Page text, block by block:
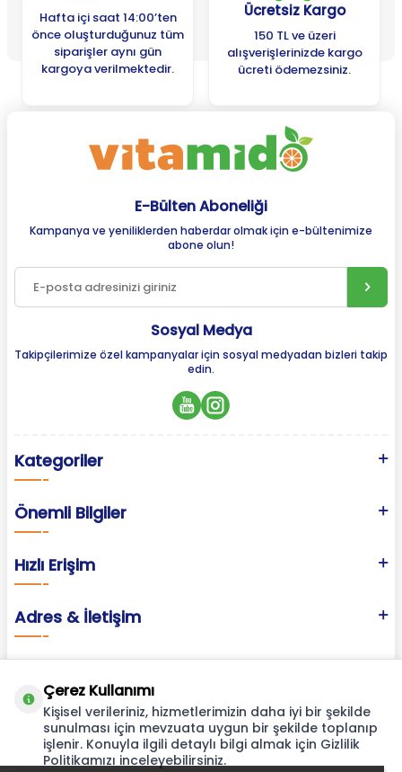
Hafta içi saat 14:00’ten
önce oluşturduğunuz tüm
siparişler aynı gün
kargoya verilmektedir.
Ücretsiz Kargo
150 TL ve üzeri
alışverişlerinizde kargo
ücreti ödemezsiniz.
E-Bülten Aboneliği
Kampanya ve yeniliklerden haberdar olmak için e-bültenimize
abone olun!
Sosyal Medya
Takipçilerimize özel kampanyalar için sosyal medyadan bizleri takip
edin.
Kategoriler
Önemli Bilgiler
Hızlı Erişim
Adres & İletişim
Çerez Kullanımı
Kişisel verileriniz, hizmetlerimizin daha iyi bir şekilde
sunulması için mevzuata uygun bir şekilde toplanıp
işlenir. Konuyla ilgili detaylı bilgi almak için Gizlilik
Politikamızı inceleyebilirsiniz.